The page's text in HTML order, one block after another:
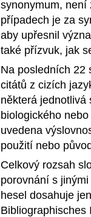
synonymum, není
případech je za
aby upřesnil
také přízvuk, jak
Na posledních 22
citátů z cizích
některá jednotlivá
biologického
uvedena
použití nebo
Celkový rozsah
porovnání s
hesel dosahuje
Bibliographisches